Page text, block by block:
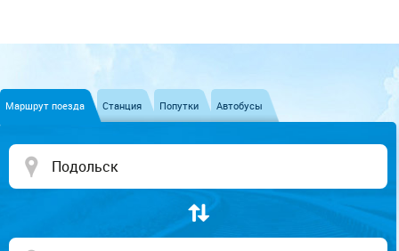
Маршрут поезда Станция Попутки Автобусы